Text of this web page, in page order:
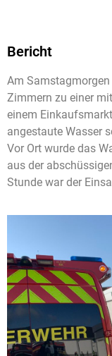
Bericht
Am
Zimmern zu einer
einem
angestaute Wasser
Vor Ort wurde das
aus der
Stunde war der